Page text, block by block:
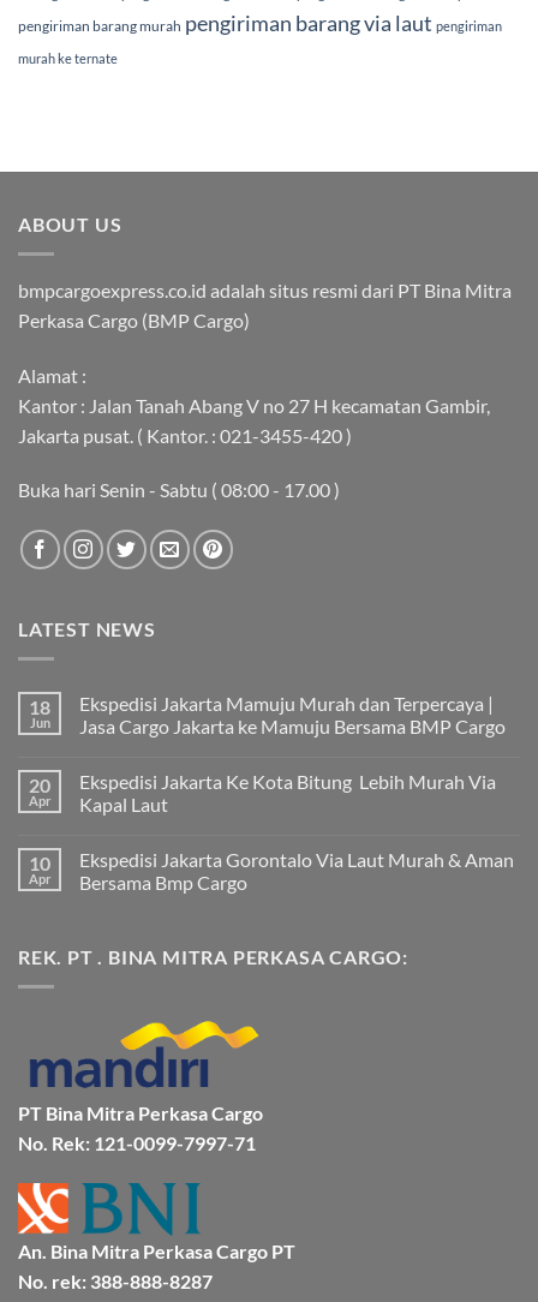
pengiriman barang murah pengiriman barang via laut pengiriman
murah ke ternate
ABOUT US
bmpcargoexpress.co.id adalah situs resmi dari PT Bina Mitra
Perkasa Cargo (BMP Cargo)
Alamat :
Kantor : Jalan Tanah Abang V no 27 H kecamatan Gambir,
Jakarta pusat. ( Kantor. : 021-3455-420 )
Buka hari Senin - Sabtu ( 08:00 - 17.00 )
LATEST NEWS
18
Jun
Ekspedisi Jakarta Mamuju Murah dan Terpercaya |
Jasa Cargo Jakarta ke Mamuju Bersama BMP Cargo
komentar
pada
Ekspedisi
Murah
dan
Terpercaya
Jakarta
ke
20
Apr
Ekspedisi Jakarta Ke Kota Bitung Lebih Murah Via
Kapal Laut
komentar
pada
Ekspedisi
Bitung
Lebih
10
Apr
Ekspedisi Jakarta Gorontalo Via Laut Murah & Aman
Bersama Bmp Cargo
pada
Ekspedisi
&
Aman
Bersama
Bmp
Cargo
REK. PT . BINA MITRA PERKASA CARGO:
PT Bina Mitra Perkasa Cargo
No. Rek: 121-0099-7997-71
An. Bina Mitra Perkasa Cargo PT
No. rek: 388-888-8287